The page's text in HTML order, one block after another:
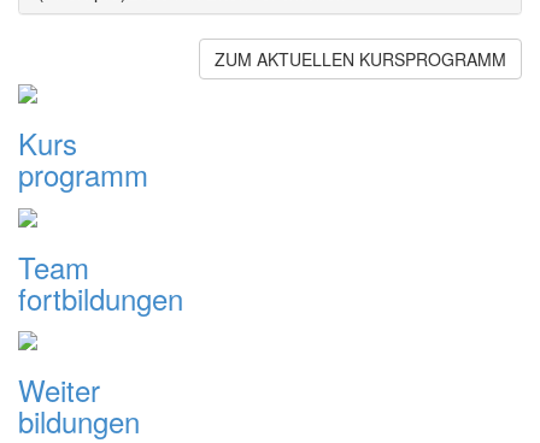
ZUM AKTUELLEN KURSPROGRAMM
Kurs
programm
Team
fortbildungen
Weiter
bildungen